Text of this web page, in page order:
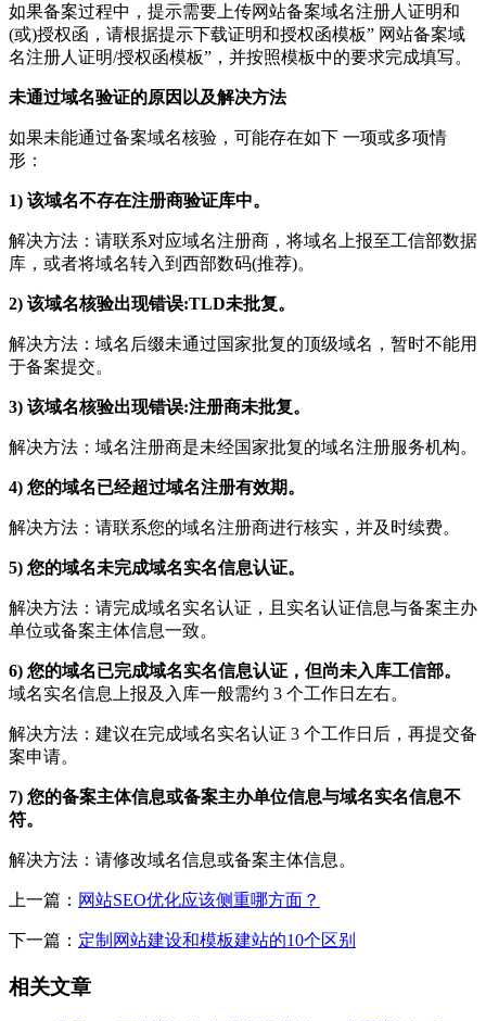
如果备案过程中，提示需要上传网站备案域名注册人证明和
(或)授权函，请根据提示下载证明和授权函模板” 网站备案域
名注册人证明/授权函模板”，并按照模板中的要求完成填写。
未通过域名验证的原因以及解决方法
如果未能通过备案域名核验，可能存在如下 一项或多项情
形：
1) 该域名不存在注册商验证库中。
解决方法：请联系对应域名注册商，将域名上报至工信部数据
库，或者将域名转入到西部数码(推荐)。
2) 该域名核验出现错误:TLD未批复。
解决方法：域名后缀未通过国家批复的顶级域名，暂时不能用
于备案提交。
3) 该域名核验出现错误:注册商未批复。
解决方法：域名注册商是未经国家批复的域名注册服务机构。
4) 您的域名已经超过域名注册有效期。
解决方法：请联系您的域名注册商进行核实，并及时续费。
5) 您的域名未完成域名实名信息认证。
解决方法：请完成域名实名认证，且实名认证信息与备案主办
单位或备案主体信息一致。
6) 您的域名已完成域名实名信息认证，但尚未入库工信部。
域名实名信息上报及入库一般需约 3 个工作日左右。
解决方法：建议在完成域名实名认证 3 个工作日后，再提交备
案申请。
7) 您的备案主体信息或备案主办单位信息与域名实名信息不
符。
解决方法：请修改域名信息或备案主体信息。
上一篇： 网站SEO优化应该侧重哪方面？
下一篇： 定制网站建设和模板建站的10个区别
相关文章